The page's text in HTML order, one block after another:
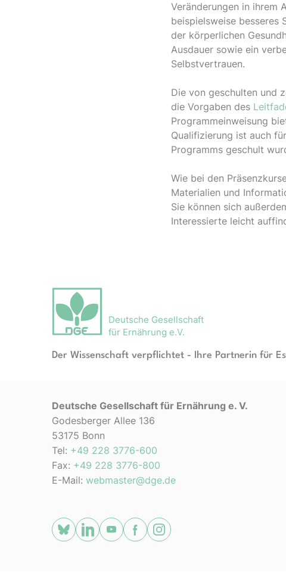
Veränderungen in ihrem
beispielsweise besseres
der körperlichen
Ausdauer sowie ein
Selbstvertrauen.
Die von geschulten und
die Vorgaben des
Programmeinweisung
Qualifizierung ist auch
Programms geschult
Wie bei den
Materialien und
Sie können sich
Interessierte leicht
Deutsche Gesellschaft
für Ernährung e.V.
Der Wissenschaft verpflichtet - Ihre Partnerin für
Deutsche Gesellschaft für Ernährung e. V.
Godesberger Allee 136
53175 Bonn
Tel: +49 228 3776-600
Fax: +49 228 3776-800
E-Mail: webmaster@dge.de
[socialLinksTitle]